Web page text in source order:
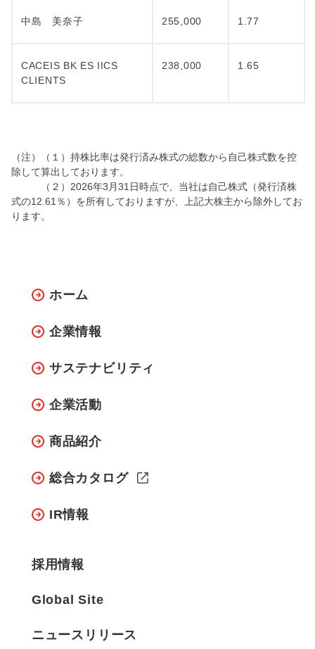
中島 美奈子 255,000 1.77
CACEIS BK ES IICS
CLIENTS
238,000 1.65
（注）（１）持株比率は発行済み株式の総数から自己株式数を控
除して算出しております。
（２）2026年3月31日時点で、当社は自己株式（発行済株
式の12.61％）を所有しておりますが、上記大株主から除外してお
ります。
ホーム
企業情報
サステナビリティ
企業活動
商品紹介
総合カタログ
IR情報
採用情報
Global Site
ニュースリリース